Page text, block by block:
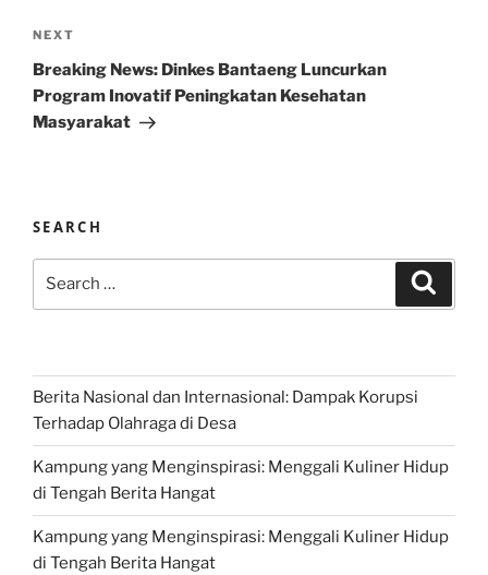
Next
Post
NEXT
Breaking News: Dinkes Bantaeng Luncurkan
Program Inovatif Peningkatan Kesehatan
Masyarakat
SEARCH
Berita Nasional dan Internasional: Dampak Korupsi
Terhadap Olahraga di Desa
Kampung yang Menginspirasi: Menggali Kuliner Hidup
di Tengah Berita Hangat
Kampung yang Menginspirasi: Menggali Kuliner Hidup
di Tengah Berita Hangat